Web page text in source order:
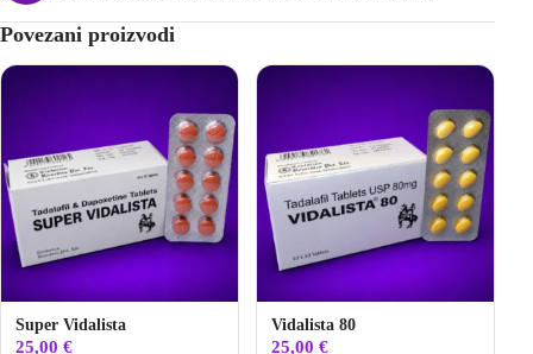
Povezani proizvodi
Super Vidalista
25,00 €
Vidalista 80
25,00 €